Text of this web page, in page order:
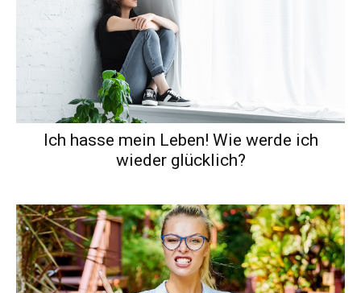
Ich hasse mein Leben! Wie werde ich
wieder glücklich?